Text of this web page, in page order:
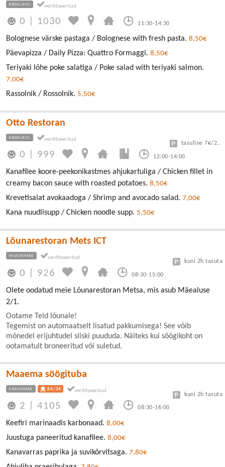
KESKLINN
0 1030 11:30-14:30
Bolognese värske pastaga / Bolognese with fresh pasta. 8,50€
Päevapizza / Daily Pizza: Quattro Formaggi. 8,50€
Teriyaki lõhe poke salatiga / Poke salad with teriyaki salmon.
7,00€
Rassolnik / Rossolnik. 5,50€
Otto Restoran
KESKLINN
0 999 12:00-14:00
tasuline 7€/24h
Kanafilee koore-peekonikastmes ahjukartuliga / Chicken fillet in
creamy bacon sauce with roasted potatoes. 8,50€
Krevetisalat avokaadoga / Shrimp and avocado salad. 7,00€
Kana nuudlisupp / Chicken noodle supp. 5,50€
Lõunarestoran Mets ICT
MUSTAMÄE
0 926 08:30-15:00
kuni 2h tasuta
Olete oodatud meie Lõunarestoran Metsa, mis asub Mäealuse
2/1.
Ootame Teid lõunale!
Tegemist on automaatselt lisatud pakkumisega! See võib
mõnedel erijuhtudel siiski puududa. Näiteks kui söögikoht on
ootamatult broneeritud või suletud.
Maaema söögituba
LASNAMÄE 84/34
2 |4105 08:30-16:00
kuni 2h tasuta
Keefiri marinaadis karbonaad. 8,00€
Juustuga paneeritud kanafilee. 8,00€
Kanavarras paprika ja suvikõrvitsaga. 7,80€